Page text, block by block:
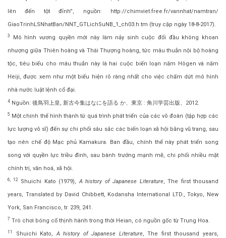
lên đến tột đỉnh”, nguồn: http://chimviet.free.fr/vannhat/namtran/
GiaoTrinhLSNhatBan/NNT_GTLichSuNB_1_ch03.h tm (truy cập ngày 18-8-2017).
3
Mô hình vương quyền mới này làm nảy sinh cuộc đối đầu không khoan
nhượng giữa Thiên hoàng và Thái Thượng hoàng, tức mâu thuẫn nội bộ hoàng
tộc, tiêu biểu cho mâu thuẫn này là hai cuộc biến loạn năm Hôgen và năm
Heiji, được xem như một biểu hiện rõ ràng nhất cho việc chấm dứt mô hình
nhà nước luật lệnh cổ đại.
4 Nguồn: 後鳥羽上皇, 新古今集はなにを語る か、東京 : 角川学芸出版、2012.
5 Một chính thể hình thành từ quá trình phát triển của các võ đoàn (tập hợp các
lực lượng võ sĩ) đến sự chi phối sâu sắc các biến loạn xã hội bằng vũ trang, sau
tạo nên chế độ Mạc phủ Kamakura. Ban đầu, chính thể này phát triển song
song với quyền lực triều đình, sau bành trướng mạnh mẽ, chi phối nhiều mặt
chính trị, văn hoá, xã hội.
6, 12 Shuichi Kato (1979), A history of Japanese Literature, The first thousand
years, Translated by David Chibbett, Kodansha International LTD., Tokyo, New
York, San Francisco, tr. 239, 241.
7 Trò chơi bóng cổ thịnh hành trong thời Heian, có nguồn gốc từ Trung Hoa.
11 Shuichi Kato,A history of Japanese Literature, The first thousand years,